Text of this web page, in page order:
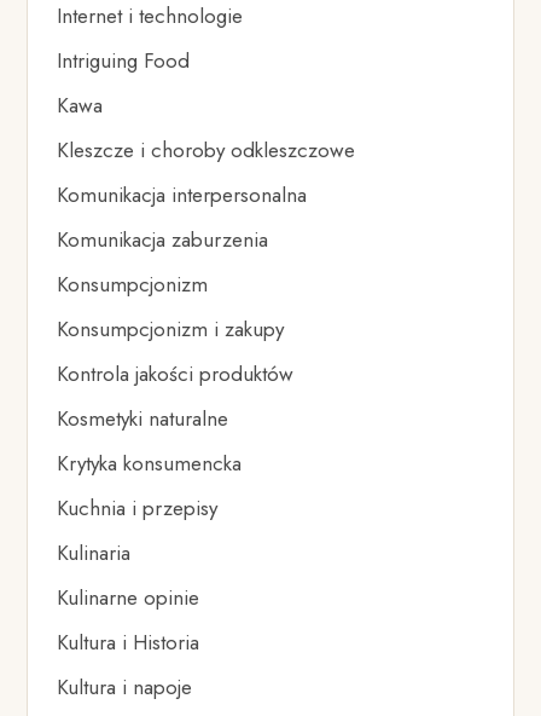
Internet i technologie
Intriguing Food
Kawa
Kleszcze i choroby odkleszczowe
Komunikacja interpersonalna
Komunikacja zaburzenia
Konsumpcjonizm
Konsumpcjonizm i zakupy
Kontrola jakości produktów
Kosmetyki naturalne
Krytyka konsumencka
Kuchnia i przepisy
Kulinaria
Kulinarne opinie
Kultura i Historia
Kultura i napoje